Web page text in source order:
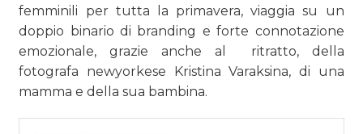
femminili per tutta la primavera, viaggia su un
doppio binario di branding e forte connotazione
emozionale, grazie anche al ritratto, della
fotografa newyorkese Kristina Varaksina, di una
mamma e della sua bambina.